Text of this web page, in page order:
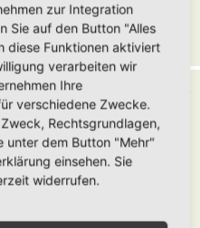
gesucht werden soll. Unterforen werden
„Unterforen durchsuchen“ unten nicht
zur Integration
Sie auf den Button "Alles
diese Funktionen aktiviert
verarbeiten wir
Ihre
verschiedene Zwecke.
Rechtsgrundlagen,
unter dem Button "Mehr"
einsehen. Sie
widerrufen.